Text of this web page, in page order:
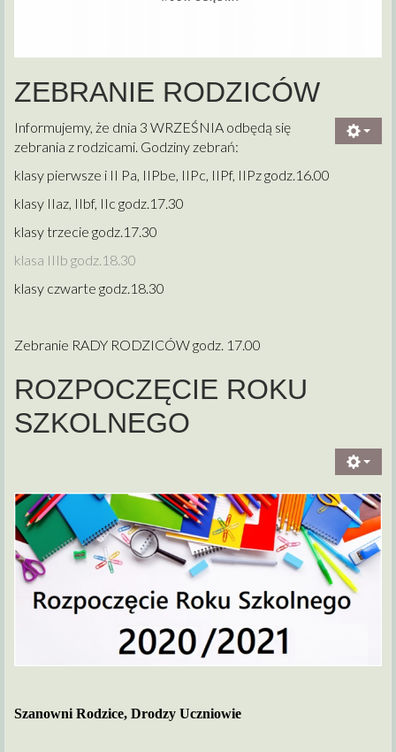
ZEBRANIE RODZICÓW
Informujemy, że dnia 3 WRZEŚNIA odbędą się
zebrania z rodzicami. Godziny zebrań:
klasy pierwsze i II Pa, IIPbe, IIPc, IIPf, IIPz godz.16.00
klasy IIaz, IIbf, IIc godz.17.30
klasy trzecie godz.17.30
klasa IIIb godz.18.30
klasy czwarte godz.18.30
Zebranie RADY RODZICÓW godz. 17.00
ROZPOCZĘCIE ROKU
SZKOLNEGO
Szanowni Rodzice, Drodzy Uczniowie